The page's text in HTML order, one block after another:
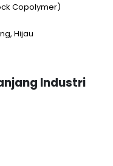
Copolymer)
Hijau
Industri